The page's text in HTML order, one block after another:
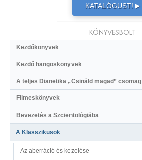
KATALÓGUST! ▶
KÖNYVESBOLT
Kezdőkönyvek
Kezdő hangoskönyvek
A teljes Dianetika „Csináld magad” csomag
Filmeskönyvek
Bevezetés a Szcientológiába
A Klasszikusok
Az aberráció és kezelése